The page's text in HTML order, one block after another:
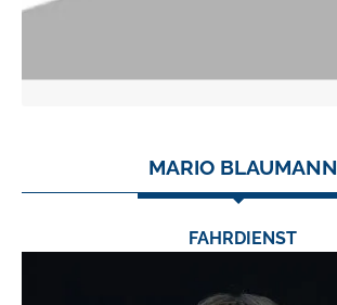
MARIO BLAUMANN
FAHRDIENST